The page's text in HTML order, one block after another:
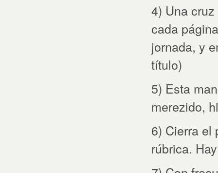
4) Una
cada
jornada, y
título)
5) Esta
merezido,
6) Cierra el
rúbrica.